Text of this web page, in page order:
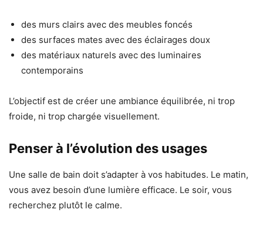
des murs clairs avec des meubles foncés
des surfaces mates avec des éclairages doux
des matériaux naturels avec des luminaires
contemporains
L’objectif est de créer une ambiance équilibrée, ni trop
froide, ni trop chargée visuellement.
Penser à l’évolution des usages
Une salle de bain doit s’adapter à vos habitudes. Le matin,
vous avez besoin d’une lumière efficace. Le soir, vous
recherchez plutôt le calme.